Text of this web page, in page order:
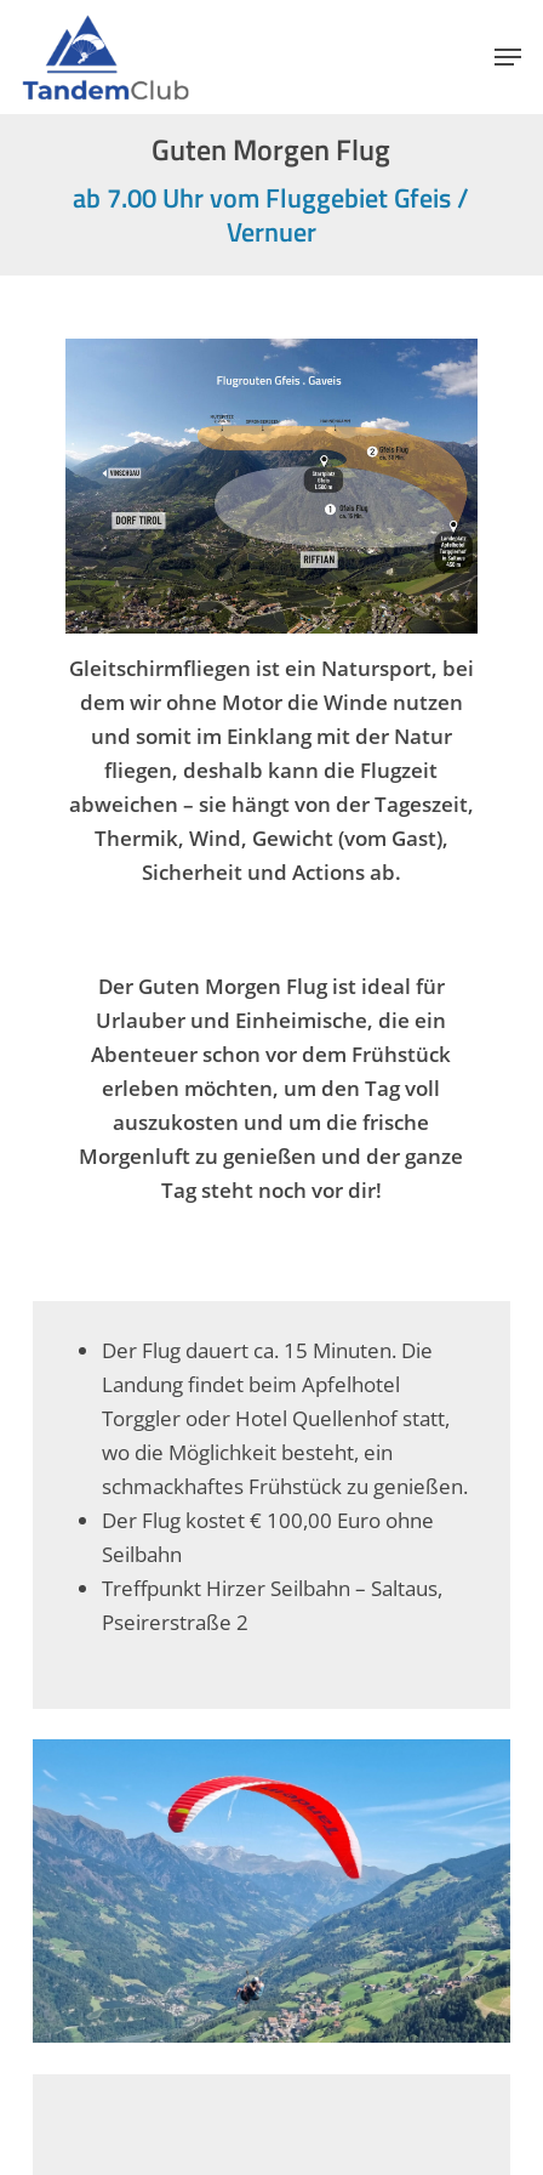
main
Guten Morgen Flug
ab 7.00 Uhr vom Fluggebiet Gfeis /
Vernuer
Gleitschirmfliegen ist ein Natursport, bei
dem wir ohne Motor die Winde nutzen
und somit im Einklang mit der Natur
fliegen, deshalb kann die Flugzeit
abweichen – sie hängt von der Tageszeit,
Thermik, Wind, Gewicht (vom Gast),
Sicherheit und Actions ab.
Der Guten Morgen Flug ist ideal für
Urlauber und Einheimische, die ein
Abenteuer schon vor dem Frühstück
erleben möchten, um den Tag voll
auszukosten und um die frische
Morgenluft zu genießen und der ganze
Tag steht noch vor dir!
Der Flug dauert ca. 15 Minuten. Die
Landung findet beim Apfelhotel
Torggler oder Hotel Quellenhof statt,
wo die Möglichkeit besteht, ein
schmackhaftes Frühstück zu genießen.
Der Flug kostet € 100,00 Euro ohne
Seilbahn
Treffpunkt Hirzer Seilbahn – Saltaus,
Pseirerstraße 2